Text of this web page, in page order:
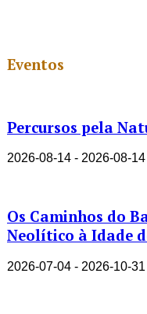
Eventos
Percursos pela
2026-08-14 - 2026-08-14
Os Caminhos do
Neolítico à Idade
2026-07-04 - 2026-10-31